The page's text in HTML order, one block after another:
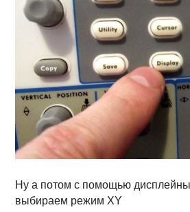
Ну а потом с помощью
выбираем режим XY